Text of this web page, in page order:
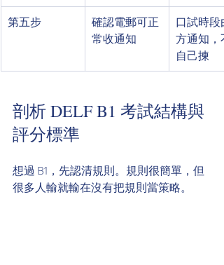
第五步
確認電郵可正
常收通知
口試時段
方通知，
自己揀
剖析 DELF B1 考試結構與
評分標準
想過 B1，先認清規則。規則很簡單，但
很多人輸就輸在沒有把規則當策略。